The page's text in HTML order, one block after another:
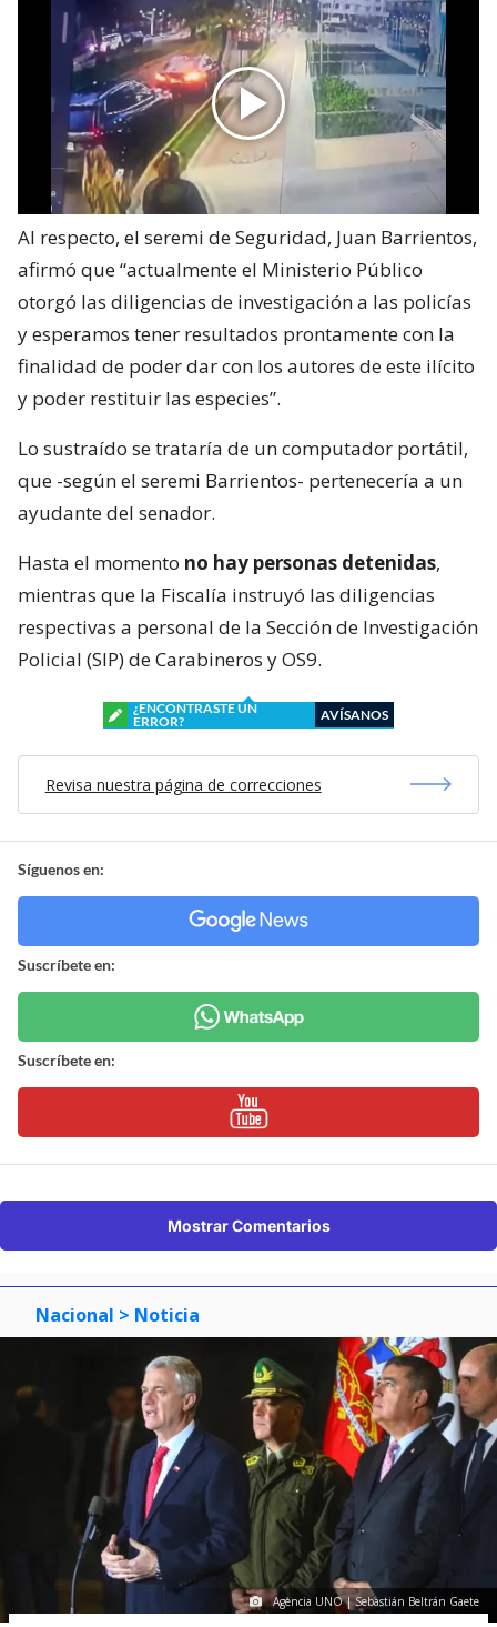
Al respecto, el seremi de Seguridad, Juan Barrientos,
afirmó que “actualmente el Ministerio Público
otorgó las diligencias de investigación a las policías
y esperamos tener resultados prontamente con la
finalidad de poder dar con los autores de este ilícito
y poder restituir las especies”.
Lo sustraído se trataría de un computador portátil,
que -según el seremi Barrientos- pertenecería a un
ayudante del senador.
Hasta el momento no hay personas detenidas,
mientras que la Fiscalía instruyó las diligencias
respectivas a personal de la Sección de Investigación
Policial (SIP) de Carabineros y OS9.
¿ENCONTRASTE UN
ERROR?
AVÍSANOS
Revisa nuestra página de correcciones
Síguenos en:
Suscríbete en:
Suscríbete en:
Mostrar Comentarios
Nacional > Noticia
Agencia UNO | Sebastián Beltrán Gaete